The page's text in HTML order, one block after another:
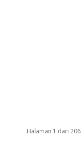
Halaman 1 dari 206